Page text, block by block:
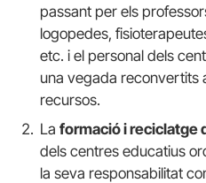
passant per els
logopedes,
etc. i el personal dels
una vegada reconvertits
recursos.
La formació i reciclatge
dels centres educatius
la seva responsabilitat